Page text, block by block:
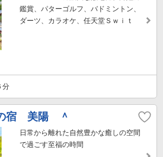
鑑賞、パターゴルフ、バドミントン、
ダーツ、カラオケ、任天堂Ｓｗｉｔ
分
宿 美陽 ＾
日常から離れた自然豊かな癒しの空間
で過ごす至福の時間